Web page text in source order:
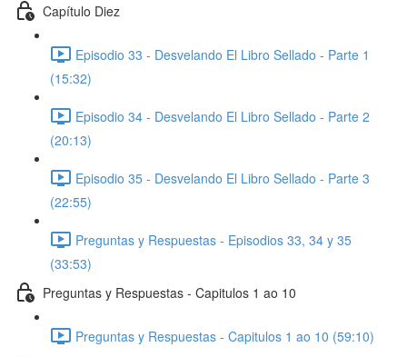
Capítulo Diez
Episodio 33 - Desvelando El Libro Sellado - Parte 1
(15:32)
Episodio 34 - Desvelando El Libro Sellado - Parte 2
(20:13)
Episodio 35 - Desvelando El Libro Sellado - Parte 3
(22:55)
Preguntas y Respuestas - Episodios 33, 34 y 35
(33:53)
Preguntas y Respuestas - Capitulos 1 ao 10
Preguntas y Respuestas - Capitulos 1 ao 10 (59:10)